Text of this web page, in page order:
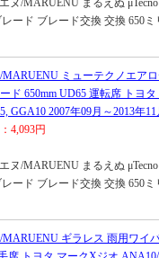
ヌ/MARUENU まるえぬ μTecno
ード ブレード交換 交換 650ミ
MARUENU ミューテクノエア
ド 650mm UD65 運転席 トヨ
GGA10 2007年09月～2013年11
4,093円
ヌ/MARUENU まるえぬ μTecno
ード ブレード交換 交換 650ミ
MARUENU ギラレス 雨用ワイ